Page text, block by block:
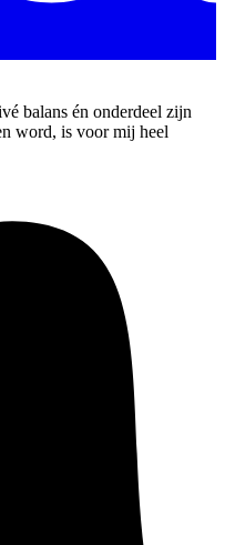
balans én onderdeel zijn
word, is voor mij heel